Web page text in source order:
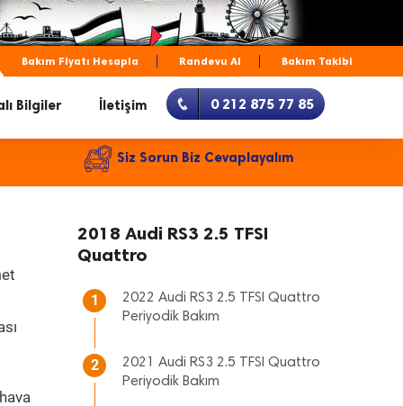
Bakım Fiyatı Hesapla Randevu Al Bakım Takibi
Bilgiler İletişim 0 212 875 77 85
Siz Sorun Biz Cevaplayalım
2018 Audi RS3 2.5 TFSI
Quattro
1
2022 Audi RS3 2.5 TFSI Quattro
Periyodik Bakım
2
2021 Audi RS3 2.5 TFSI Quattro
Periyodik Bakım